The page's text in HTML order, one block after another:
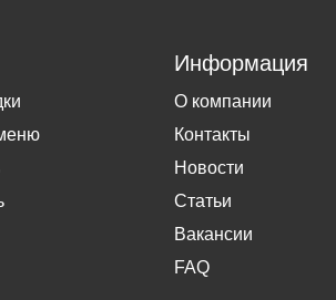
Информация
О компании
Контакты
Новости
Статьи
Вакансии
FAQ